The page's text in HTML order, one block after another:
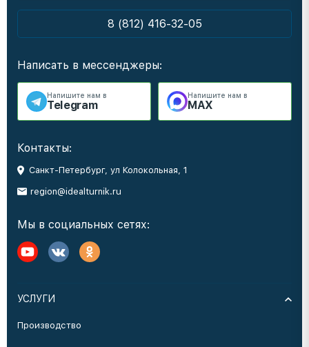
8 (812) 416-32-05
Написать в мессенджеры:
Напишите нам в
Telegram
Напишите нам в
MAX
Контакты:
Санкт-Петербург, ул Колокольная, 1
region@idealturnik.ru
Мы в социальных сетях:
УСЛУГИ
Производство